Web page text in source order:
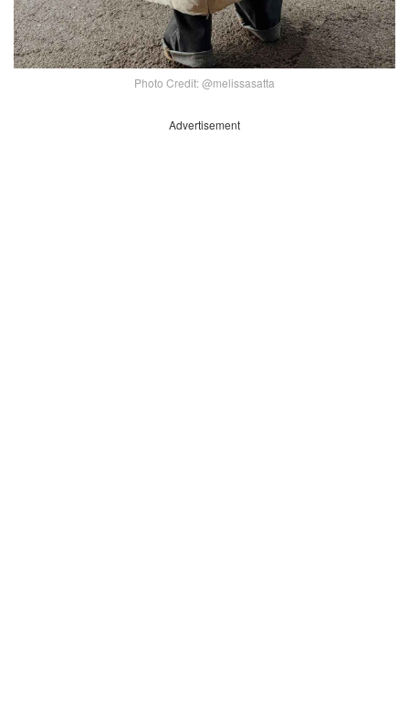
Photo Credit: @melissasatta
Advertisement